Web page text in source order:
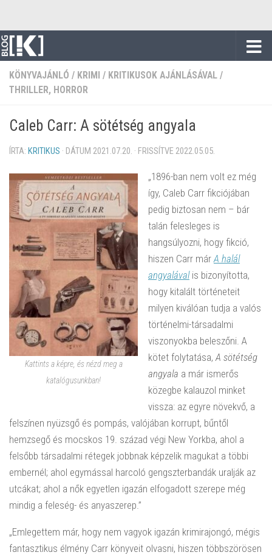
KÖNYVAJÁNLÓ / KRIMI / KRITIKUSOK AJÁNLÁSÁVAL /
THRILLER, HORROR
Caleb Carr: A sötétség angyala
ÍRTA: KRITIKUS · DÁTUM 2021.07.20. · FRISSÍTVE 2022.05.05.
Kattints a képre, és nézd meg a
katalógusunkban!
„1896-ban nem volt ez még
így, Caleb Carr fikciójában
pedig biztosan nem – bár
talán felesleges is
hangsúlyozni, hogy fikció,
hiszen Carr már A halál
angyalávalis bizonyította,
hogy kitalált történeteit
milyen kiválóan tudja a valós
történelmi-társadalmi
viszonyokba beleszőni. A
kötet folytatása, A sötétség
angyala a már ismerős
közegbe kalauzol minket
vissza: az egyre növekvő, a
felszínen nyüzsgő és pompás, valójában korrupt, bűntől
hemzsegő és mocskos 19. század végi New Yorkba, ahol a
felsőbb társadalmi rétegek jobbnak képzelik magukat a többi
embernél; ahol egymással harcoló gengszterbandák uralják az
utcákat; ahol a nők egyetlen igazán elfogadott szerepe még
mindig a feleség- és anyaszerep.”
„Emlegettem már, hogy nem vagyok igazán krimirajongó, mégis
fantasztikus élmény Carr könyveit olvasni, hiszen többszörösen